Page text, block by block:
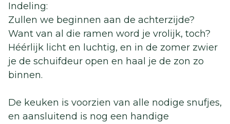
Indeling:
Zullen we beginnen aan de achterzijde?
Want van al die ramen word je vrolijk, toch?
Héérlijk licht en luchtig, en in de zomer zwier
je de schuifdeur open en haal je de zon zo
binnen.
De keuken is voorzien van alle nodige snufjes,
en aansluitend is nog een handige